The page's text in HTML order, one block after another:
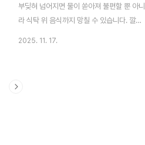
로 활용하면 시야를 방해하지 않으면서 수납
효율이 높아집니다..
부딪혀 넘어지면 물이 쏟아져 불편할 뿐 아니
라 식탁 위 음식까지 망칠 수 있습니다. 깔끔
2025. 11. 17.